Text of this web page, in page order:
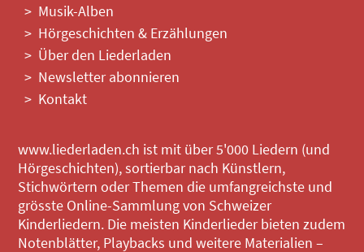
Musik-Alben
Hörgeschichten & Erzählungen
Über den Liederladen
Newsletter abonnieren
Kontakt
www.liederladen.ch ist mit über 5'000 Liedern (und
Hörgeschichten), sortierbar nach Künstlern,
Stichwörtern oder Themen die umfangreichste und
grösste Online-Sammlung von Schweizer
Kinderliedern. Die meisten Kinderlieder bieten zudem
Notenblätter, Playbacks und weitere Materialien –